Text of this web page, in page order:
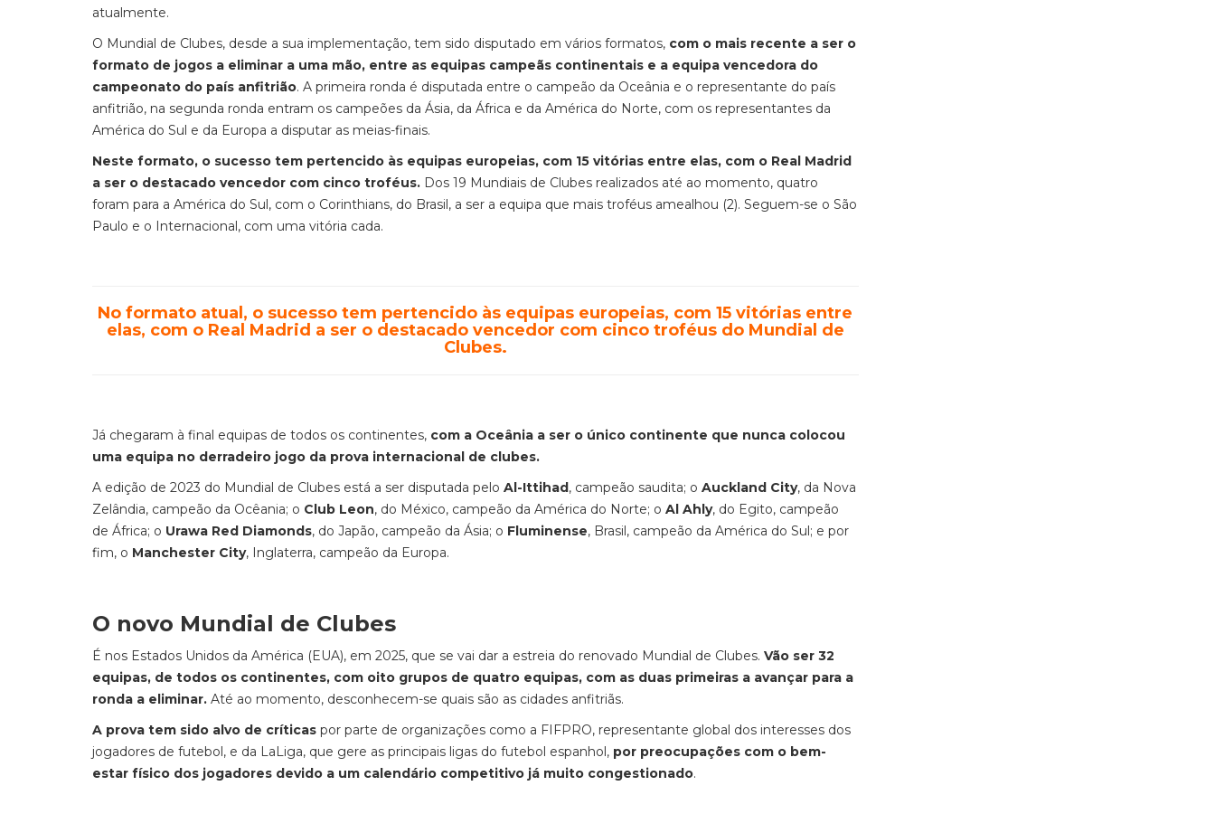
atualmente.
O Mundial de Clubes, desde a sua implementação, tem sido disputado em vários formatos, com o mais recente a ser o
formato de jogos a eliminar a uma mão, entre as equipas campeãs continentais e a equipa vencedora do
campeonato do país anfitrião. A primeira ronda é disputada entre o campeão da Oceânia e o representante do país
anfitrião, na segunda ronda entram os campeões da Ásia, da África e da América do Norte, com os representantes da
América do Sul e da Europa a disputar as meias-finais.
Neste formato, o sucesso tem pertencido às equipas europeias, com 15 vitórias entre elas, com o Real Madrid
a ser o destacado vencedor com cinco troféus. Dos 19 Mundiais de Clubes realizados até ao momento, quatro
foram para a América do Sul, com o Corinthians, do Brasil, a ser a equipa que mais troféus amealhou (2). Seguem-se o São
Paulo e o Internacional, com uma vitória cada.
No formato atual, o sucesso tem pertencido às equipas europeias, com 15 vitórias entre
elas, com o Real Madrid a ser o destacado vencedor com cinco troféus do Mundial de
Clubes.
Já chegaram à final equipas de todos os continentes, com a Oceânia a ser o único continente que nunca colocou
uma equipa no derradeiro jogo da prova internacional de clubes.
A edição de 2023 do Mundial de Clubes está a ser disputada pelo Al-Ittihad, campeão saudita; o Auckland City, da Nova
Zelândia, campeão da Ocêania; o Club Leon, do México, campeão da América do Norte; o Al Ahly, do Egito, campeão
de África; o Urawa Red Diamonds, do Japão, campeão da Ásia; o Fluminense, Brasil, campeão da América do Sul; e por
fim, o Manchester City, Inglaterra, campeão da Europa.
O novo Mundial de Clubes
É nos Estados Unidos da América (EUA), em 2025, que se vai dar a estreia do renovado Mundial de Clubes. Vão ser 32
equipas, de todos os continentes, com oito grupos de quatro equipas, com as duas primeiras a avançar para a
ronda a eliminar. Até ao momento, desconhecem-se quais são as cidades anfitriãs.
A prova tem sido alvo de críticas por parte de organizações como a FIFPRO, representante global dos interesses dos
jogadores de futebol, e da LaLiga, que gere as principais ligas do futebol espanhol, por preocupações com o bem-
estar físico dos jogadores devido a um calendário competitivo já muito congestionado.